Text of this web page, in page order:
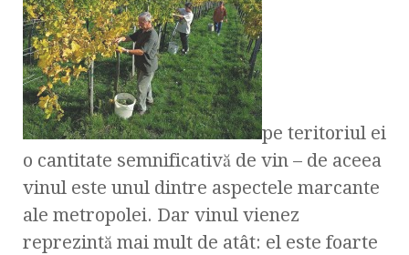
pe teritoriul ei
o cantitate semnificativă de vin – de aceea
vinul este unul dintre aspectele marcante
ale metropolei. Dar vinul vienez
reprezintă mai mult de atât: el este foarte